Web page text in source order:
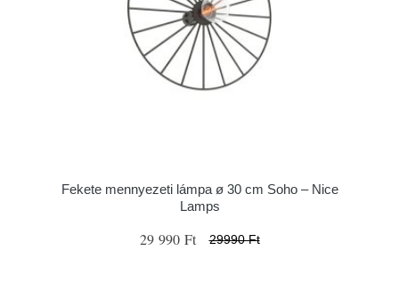
Fekete mennyezeti lámpa ø 30 cm Soho – Nice
Lamps
29 990 Ft 29990 Ft